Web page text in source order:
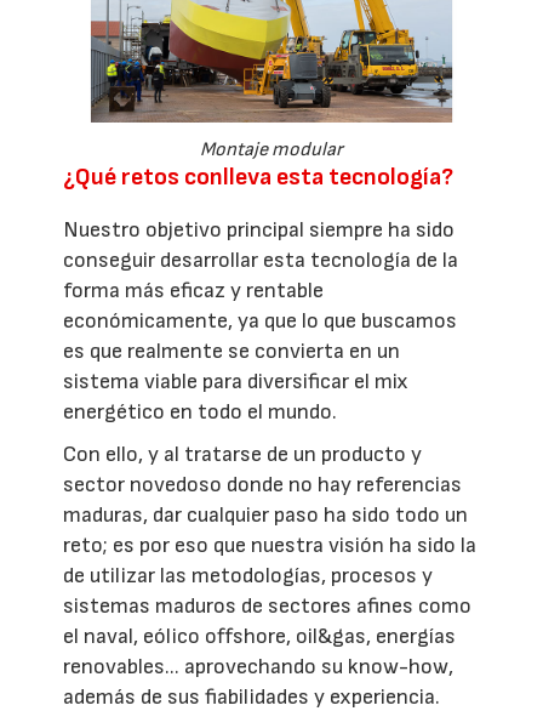
Montaje modular
¿Qué retos conlleva esta tecnología?
Nuestro objetivo principal siempre ha sido
conseguir desarrollar esta tecnología de la
forma más eficaz y rentable
económicamente, ya que lo que buscamos
es que realmente se convierta en un
sistema viable para diversificar el mix
energético en todo el mundo.
Con ello, y al tratarse de un producto y
sector novedoso donde no hay referencias
maduras, dar cualquier paso ha sido todo un
reto; es por eso que nuestra visión ha sido la
de utilizar las metodologías, procesos y
sistemas maduros de sectores afines como
el naval, eólico offshore, oil&gas, energías
renovables... aprovechando su know-how,
además de sus fiabilidades y experiencia.